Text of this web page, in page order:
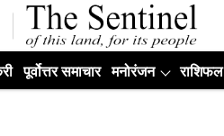
पूर्वोत्तर समाचार मनोरंजन राशिफल